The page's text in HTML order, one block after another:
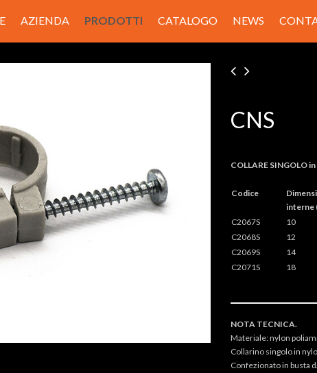
AZIENDA PRODOTTI CATALOGO NEWS
CNS
COLLARE SINGOLO
Codice
interne
C2067S
10
C2068S
12
C2069S
14
C2071S
18
NOTA TECNICA.
Materiale: nylon
Collarino singolo in
Confezionato in busta